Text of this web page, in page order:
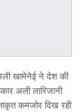
खामेनेई ने देश की
अली लारिजानी
कमजोर दिख रही